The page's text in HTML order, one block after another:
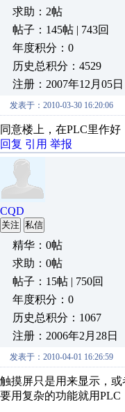
求助：2帖
帖子：145帖 | 743回
年度积分：0
历史总积分：4529
注册：2007年12月05日
发表于：2010-03-30 16:20:06
同意楼上，在PLC里作好
回复 引用 举报
CQD
关注 私信
精华：0帖
求助：0帖
帖子：15帖 | 750回
年度积分：0
历史总积分：1067
注册：2006年2月28日
发表于：2010-04-01 16:26:59
触摸屏只是用来显示，
要用复杂的功能就用PLC